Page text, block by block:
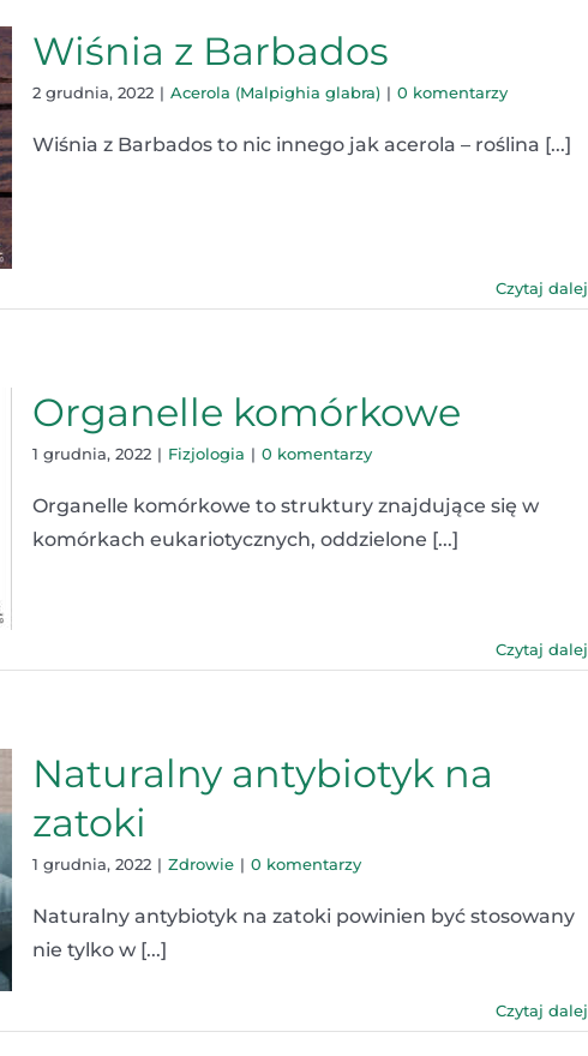
Wiśnia z Barbados
2 grudnia, 2022 | Acerola (Malpighia glabra) | 0 komentarzy
Wiśnia z Barbados to nic innego jak acerola – roślina [...]
Czytaj dalej
Organelle komórkowe
1 grudnia, 2022 | Fizjologia | 0 komentarzy
Organelle komórkowe to struktury znajdujące się w
komórkach eukariotycznych, oddzielone [...]
Czytaj dalej
Naturalny antybiotyk na
zatoki
1 grudnia, 2022 | Zdrowie | 0 komentarzy
Naturalny antybiotyk na zatoki powinien być stosowany
nie tylko w [...]
Czytaj dalej